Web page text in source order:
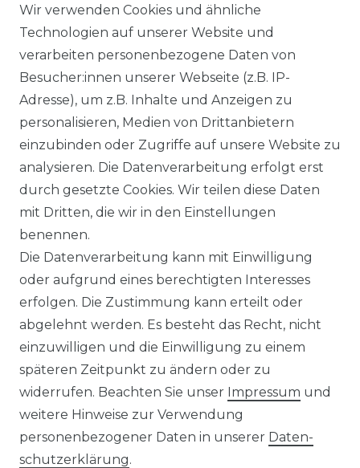
Wir verwenden Cookies und ähnliche
Technologien auf unserer Website und
verarbeiten personenbezogene Daten von
Besucher:innen unserer Webseite (z.B. IP-
Adresse), um z.B. Inhalte und Anzeigen zu
personalisieren, Medien von Drittanbietern
einzubinden oder Zugriffe auf unsere Website zu
analysieren. Die Datenverarbeitung erfolgt erst
durch gesetzte Cookies. Wir teilen diese Daten
mit Dritten, die wir in den Einstellungen
benennen.
Die Datenverarbeitung kann mit Einwilligung
oder aufgrund eines berechtigten Interesses
erfolgen. Die Zustimmung kann erteilt oder
abgelehnt werden. Es besteht das Recht, nicht
einzuwilligen und die Einwilligung zu einem
späteren Zeitpunkt zu ändern oder zu
widerrufen. Beachten Sie unser Impressum und
weitere Hinweise zur Verwendung
personenbezogener Daten in unserer Daten­
schutz­erklärung.